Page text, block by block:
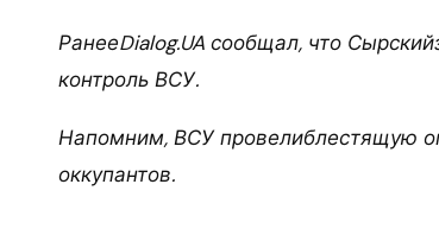
РанееDialog.UA сообщал, что
контроль ВСУ.
Напомним, ВСУ провелиблестящую
оккупантов.